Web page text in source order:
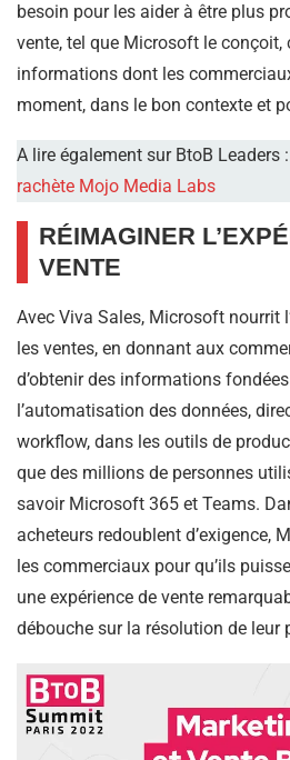
besoin pour les aider à être plus
vente, tel que Microsoft le conçoit,
informations dont les
moment, dans le bon contexte et
A lire également sur BtoB Leaders :
rachète Mojo Media Labs
RÉIMAGINER
VENTE
Avec Viva Sales, Microsoft nourrit
les ventes, en donnant aux
d’obtenir des informations fondées
l’automatisation des données,
workflow, dans les outils de
que des millions de personnes
savoir Microsoft 365 et Teams.
acheteurs redoublent d’exigence,
les commerciaux pour qu’ils
une expérience de vente
débouche sur la résolution de leur